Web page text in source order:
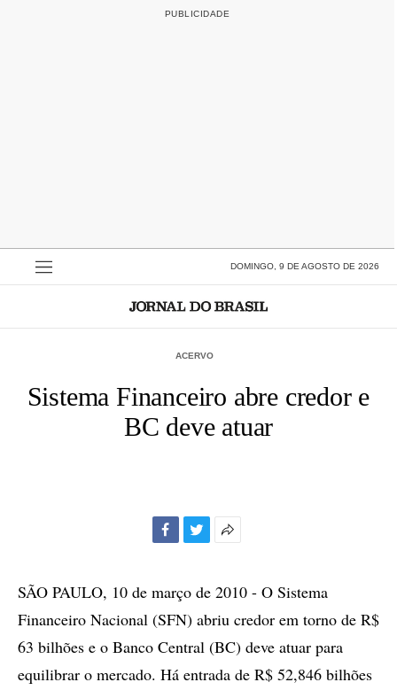
DOMINGO, 9 DE AGOSTO DE 2026
ACERVO
Sistema Financeiro abre credor e
BC deve atuar
compartilhamento
SÃO PAULO, 10 de março de 2010 - O Sistema
Financeiro Nacional (SFN) abriu credor em torno de R$
63 bilhões e o Banco Central (BC) deve atuar para
equilibrar o mercado. Há entrada de R$ 52,846 bilhões